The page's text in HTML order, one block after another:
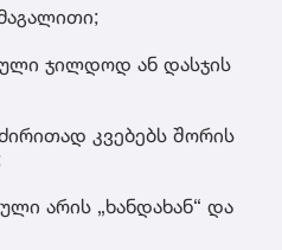
ჯილდოდ ან დასჯის
კვებებს შორის
არის „ხანდახან“ და